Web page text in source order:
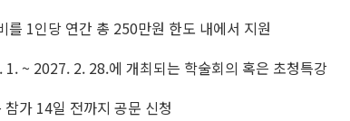
를 1인당 연간 총 250만원 한도 내에서 지원
~ 2027. 2. 28.에 개최되는 학술회의 혹은 초청특강
가 14일 전까지 공문 신청